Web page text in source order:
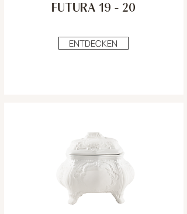
ENTDECKEN
FUTURA 19 - 20